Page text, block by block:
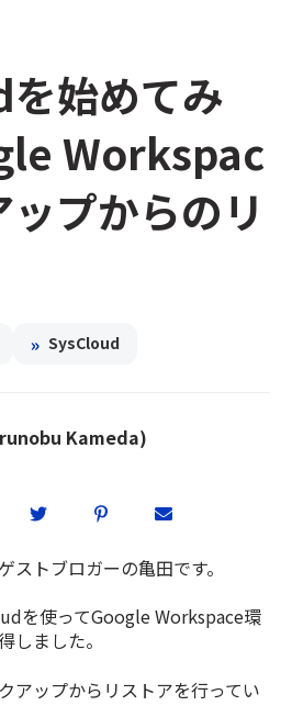
始めてみ
Workspac
プからのリ
» SysCloud
Kameda)
ストブロガーの亀田です。
を使ってGoogle Workspace環
しました。
アップからリストアを行ってい